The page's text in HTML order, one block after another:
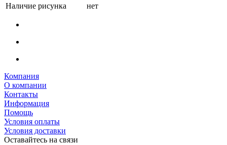
Наличие рисунка
нет
Компания
О компании
Контакты
Информация
Помощь
Условия оплаты
Условия доставки
Оставайтесь на связи